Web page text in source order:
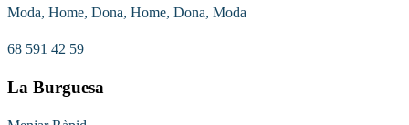
Moda, Home, Dona, Home, Dona, Moda
68 591 42 59
La Burguesa